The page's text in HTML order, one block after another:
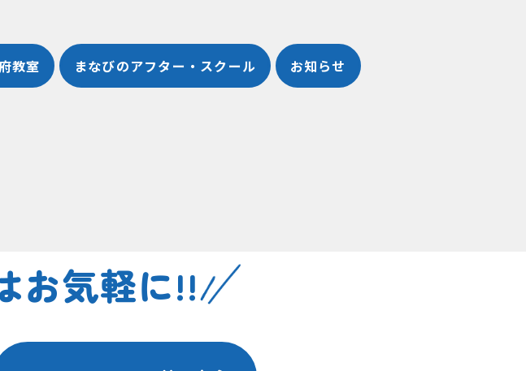
教室 まなびのアフター・スクール お知らせ
お気軽に!!